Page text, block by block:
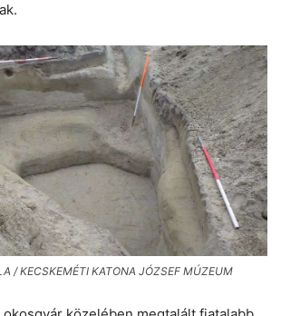
/ KECSKEMÉTI KATONA JÓZSEF MÚZEUM